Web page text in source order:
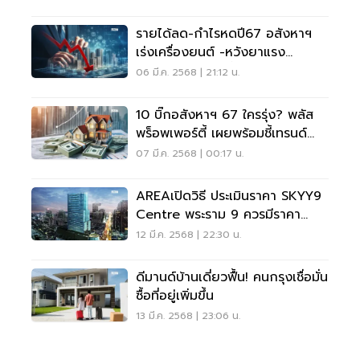
รายได้ลด-กำไรหดปี67 อสังหาฯ
เร่งเครื่องยนต์ -หวังยาแรง
LTVกระตุ้นกำลังซื้อ
06 มี.ค. 2568 | 21:12 น.
10 บิ๊กอสังหาฯ 67 ใครรุ่ง? พลัส
พร็อพเพอร์ตี้ เผยพร้อมชี้เทรนด์
ตลาดปี 68
07 มี.ค. 2568 | 00:17 น.
AREAเปิดวิธี ประเมินราคา SKYY9
Centre พระราม 9 ควรมีราคา
เท่าใด
12 มี.ค. 2568 | 22:30 น.
ดีมานด์บ้านเดี่ยวฟื้น! คนกรุงเชื่อมั่น
ซื้อที่อยู่เพิ่มขึ้น
13 มี.ค. 2568 | 23:06 น.